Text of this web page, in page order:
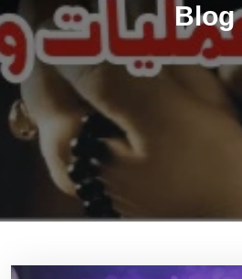
Blog